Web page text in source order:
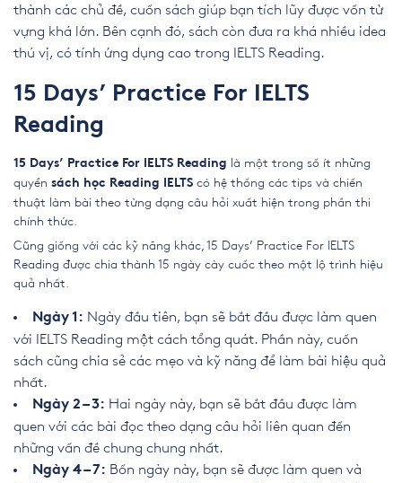
thành các chủ đề, cuốn sách giúp bạn tích lũy được vốn từ
vựng khá lớn. Bên cạnh đó, sách còn đưa ra khá nhiều idea
thú vị, có tính ứng dụng cao trong IELTS Reading.
15 Days’ Practice For IELTS
Reading
15 Days’ Practice For IELTS Reading
là một trong số ít những
quyển sách học Reading IELTS có hệ thống các tips và chiến
thuật làm bài theo từng dạng câu hỏi xuất hiện trong phần thi
chính thức.
Cũng giống với các kỹ năng khác, 15 Days’ Practice For IELTS
Reading được chia thành 15 ngày cày cuốc theo một lộ trình hiệu
quả nhất.
Ngày 1: Ngày đầu tiên, bạn sẽ bắt đầu được làm quen
với IELTS Reading một cách tổng quát. Phần này, cuốn
sách cũng chia sẻ các mẹo và kỹ năng để làm bài hiệu quả
nhất.
Ngày 2 – 3: Hai ngày này, bạn sẽ bắt đầu được làm
quen với các bài đọc theo dạng câu hỏi liên quan đến
những vấn đề chung chung nhất.
Ngày 4 – 7: Bốn ngày này, bạn sẽ được làm quen và